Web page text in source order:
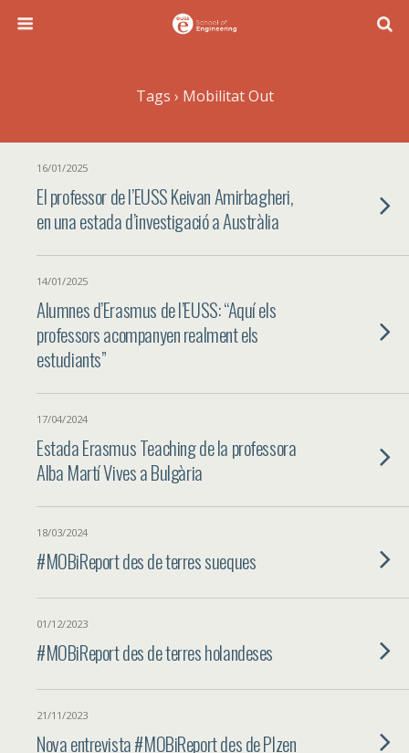
Tags › Mobilitat Out
16/01/2025
El professor de l’EUSS Keivan Amirbagheri,
en una estada d’investigació a Austràlia
14/01/2025
Alumnes d’Erasmus de l’EUSS: “Aquí els
professors acompanyen realment els
estudiants”
17/04/2024
Estada Erasmus Teaching de la professora
Alba Martí Vives a Bulgària
18/03/2024
#MOBiReport des de terres sueques
01/12/2023
#MOBiReport des de terres holandeses
21/11/2023
Nova entrevista #MOBiReport des de Plzen